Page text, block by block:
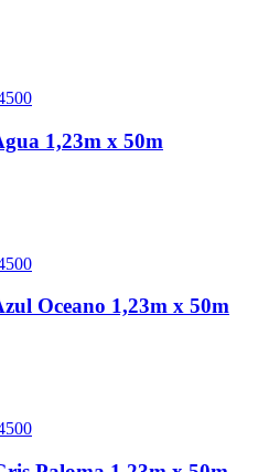
1,23m x 50m
Oceano 1,23m x 50m